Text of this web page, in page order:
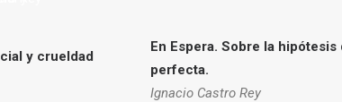
y crueldad
En Espera. Sobre la
perfecta.
Ignacio Castro Rey